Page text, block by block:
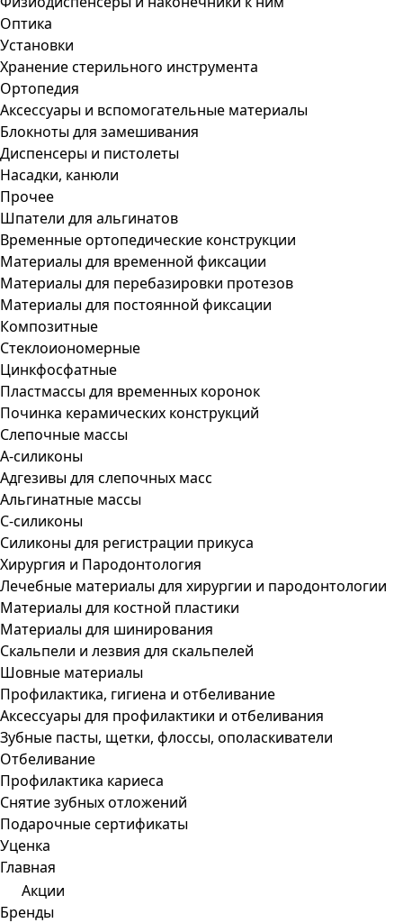
Оптика
Установки
Хранение стерильного инструмента
Ортопедия
Аксессуары и вспомогательные материалы
Блокноты для замешивания
Диспенсеры и пистолеты
Насадки, канюли
Прочее
Шпатели для альгинатов
Временные ортопедические конструкции
Материалы для временной фиксации
Материалы для перебазировки протезов
Материалы для постоянной фиксации
Композитные
Стеклоиономерные
Цинкфосфатные
Пластмассы для временных коронок
Починка керамических конструкций
Слепочные массы
А-силиконы
Адгезивы для слепочных масс
Альгинатные массы
С-силиконы
Силиконы для регистрации прикуса
Хирургия и Пародонтология
Лечебные материалы для хирургии и пародонтологии
Материалы для костной пластики
Материалы для шинирования
Скальпели и лезвия для скальпелей
Шовные материалы
Профилактика, гигиена и отбеливание
Аксессуары для профилактики и отбеливания
Зубные пасты, щетки, флоссы, ополаскиватели
Отбеливание
Профилактика кариеса
Снятие зубных отложений
Подарочные сертификаты
Уценка
Главная
Акции
Бренды